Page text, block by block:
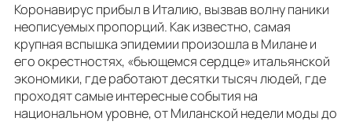
Коронавирус прибыл в Италию, вызвав волну паники
неописуемых пропорций. Как известно, самая
крупная вспышка эпидемии произошла в Милане и
его окрестностях, «бьющемся сердце» итальянской
экономики, где работают десятки тысяч людей, где
проходят самые интересные события на
национальном уровне, от Миланской недели моды до